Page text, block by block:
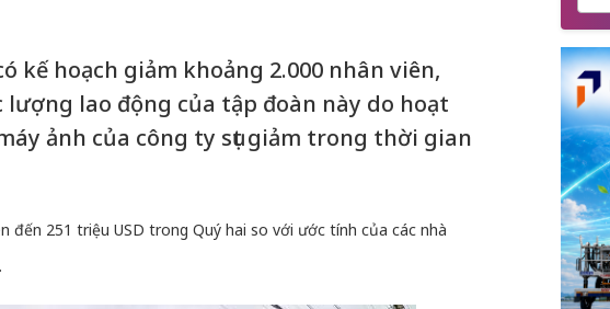
kế hoạch giảm khoảng 2.000 nhân viên,
lao động của tập đoàn này do hoạt
ảnh của công ty sụt giảm trong thời gian
đến 251 triệu USD trong Quý hai so với ước tính của các nhà